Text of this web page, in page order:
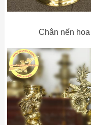
Chân nến